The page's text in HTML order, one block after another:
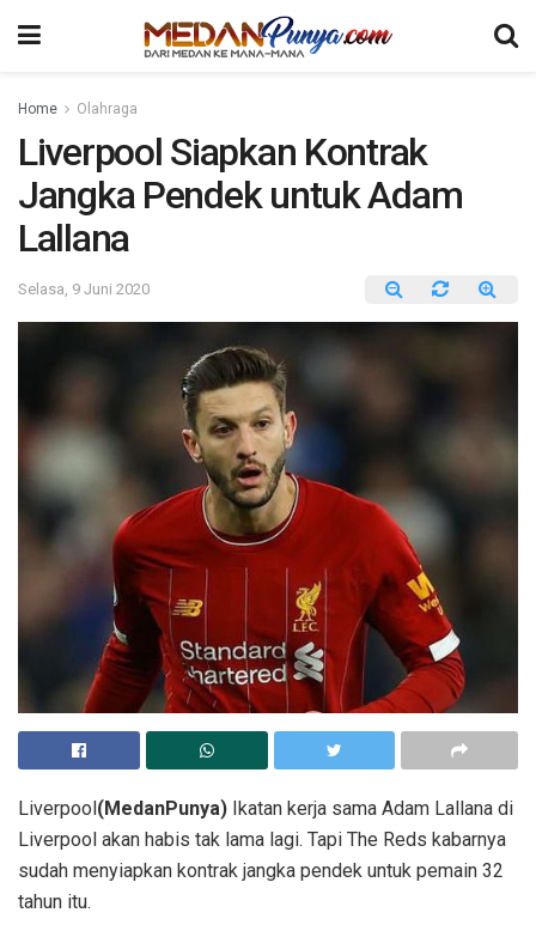
Home Olahraga
Liverpool Siapkan Kontrak
Jangka Pendek untuk Adam
Lallana
Selasa, 9 Juni 2020
Liverpool(MedanPunya) Ikatan kerja sama Adam Lallana di
Liverpool akan habis tak lama lagi. Tapi The Reds kabarnya
sudah menyiapkan kontrak jangka pendek untuk pemain 32
tahun itu.